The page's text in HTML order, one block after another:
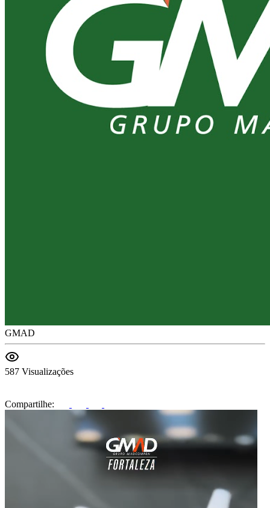
GMAD
587 Visualizações
Compartilhe: